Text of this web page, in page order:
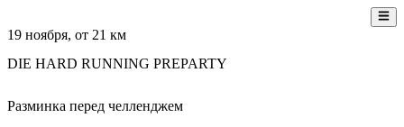
19 ноября, от 21 км
DIE HARD RUNNING PREPARTY
Разминка перед челленджем